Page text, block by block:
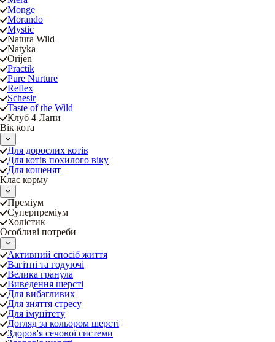
Monge
Morando
Mystic
Natura Wild
Natyka
Orijen
Practik
Pure Nurture
Reflex
Schesir
Taste of the Wild
Клуб 4 Лапи
Вік кота
Для дорослих котів
Для котів похилого віку
Для кошенят
Клас корму
Преміум
Суперпреміум
Холістик
Особливі потреби
Активний спосіб життя
Вагітні та годуючі
Велика гранула
Виведення шерсті
Для вибагливих
Для зняття стресу
Для імунітету
Догляд за кольором шерсті
Здоров'я сечової системи